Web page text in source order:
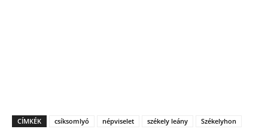
CÍMKÉK csíksomlyó népviselet székely leány Székelyhon